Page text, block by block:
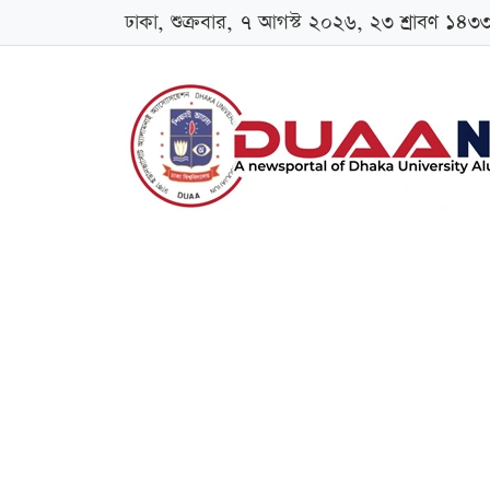
ঢাকা, শুক্রবার, ৭ আগস্ট ২০২৬, ২৩ শ্রাবণ